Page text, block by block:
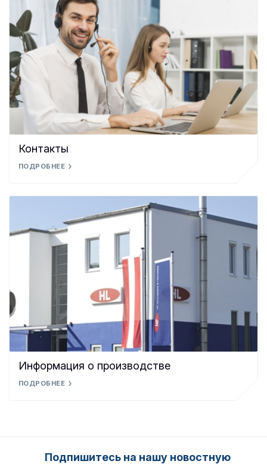
Контакты
ПОДРОБНЕЕ
Информация о производстве
ПОДРОБНЕЕ
Подпишитесь на нашу новостную